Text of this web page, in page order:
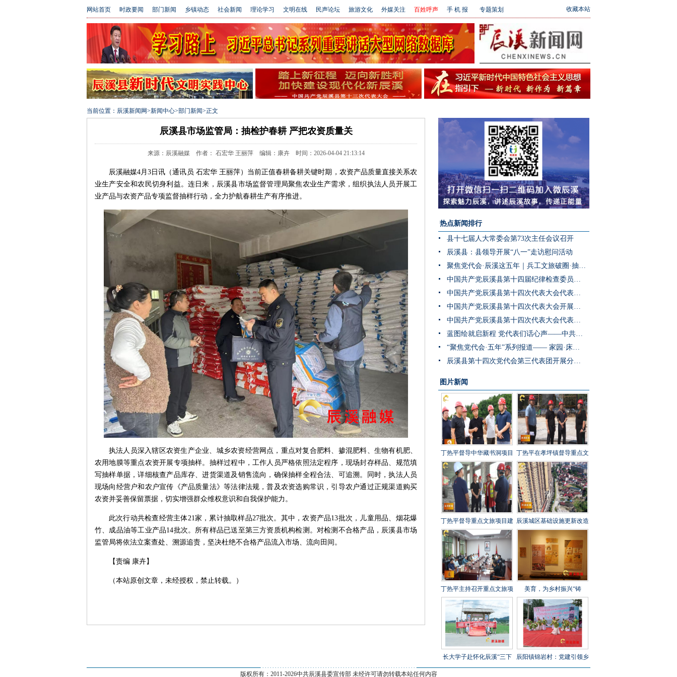
收藏本站
网站首页 时政要闻 部门新闻 乡镇动态 社会新闻 理论学习 文明在线 民声论坛 旅游文化 外媒关注 百姓呼声 手 机 报 专题策划
当前位置： 辰溪新闻网>新闻中心>部门新闻>正文
辰溪县市场监管局：抽检护春耕 严把农资质量关
来源：辰溪融媒 作者： 石宏华 王丽萍 编辑：康卉 时间：2026-04-04 21:13:14
辰溪融媒4月3日讯（通讯员 石宏华 王丽萍）当前正值春耕备耕关键时期，农资产品质量直接关系农
业生产安全和农民切身利益。连日来，辰溪县市场监督管理局聚焦农业生产需求，组织执法人员开展工
业产品与农资产品专项监督抽样行动，全力护航春耕生产有序推进。
执法人员深入辖区农资生产企业、城乡农资经营网点，重点对复合肥料、掺混肥料、生物有机肥、
农用地膜等重点农资开展专项抽样。抽样过程中，工作人员严格依照法定程序，现场封存样品、规范填
写抽样单据，详细核查产品库存、进货渠道及销售流向，确保抽样全程合法、可追溯。
同时，执法人员
现场向经营户和农户宣传《产品质量法》等法律法规，普及农资选购常识，引导农户通过正规渠道购买
农资并妥善保留票据，切实增强群众维权意识和自我保护能力。
此次行动共检查经营主体21家，累计抽取样品27批次。其中，农资产品13批次，儿童用品、烟花爆
竹、成品油等工业产品14批次。所有样品已送至第三方资质机构检测。对检测不合格产品，辰溪县市场
监管局将依法立案查处、溯源追责，坚决杜绝不合格产品流入市场、流向田间。
【责编 康卉】
（本站原创文章，未经授权，禁止转载。）
热点新闻排行
县十七届人大常委会第73次主任会议召开
辰溪县：县领导开展“八一”走访慰问活动
聚焦党代会·辰溪这五年｜兵工文旅破圈·抽水蓄能冲刺·园区集群成势 辰溪把产业“老底子”变为发展“新引擎”
中国共产党辰溪县第十四届纪律检查委员会第一次全体会议召开
中国共产党辰溪县第十四次代表大会代表团第四次会议开展分团预选
中国共产党辰溪县第十四次代表大会开展代表团第三次会议分团讨论
中国共产党辰溪县第十四次代表大会代表团第二次会议开展分团讨论
蓝图绘就启新程 党代表们话心声——中共辰溪县第十四次党代会代表访谈
“聚焦党代会·五年”系列报道—— 家园·床位·课桌三个坐标读懂辰溪民生温度
辰溪县第十四次党代会第三代表团开展分团讨论
图片新闻
丁热平督导中华藏书洞项目
建设工作时强调 全力攻坚
冲刺 守牢安全底线 打造经
得起检验的精品文旅项目
丁热平在孝坪镇督导重点文
旅项目建设时强调 紧盯节
点 全力冲刺 高标准高质量
高效率推进项目建设
丁热平督导重点文旅项目建
设工作时强调 以匠心打造
百年兵工文化传承新地标
辰溪城区基础设施更新改造
工程全速推进
丁热平主持召开重点文旅项
目建设调度会 全力打造“福
地怀化”文旅新秀
美育，为乡村振兴“铸
魂”——辰溪县罗子山瑶族
乡学校开展大树艺术节
长大学子赴怀化辰溪“三下 辰阳镇锦岩村：党建引领乡
--------------------------------------------------------------
版权所有：2011-2026中共辰溪县委宣传部 未经许可请勿转载本站任何内容